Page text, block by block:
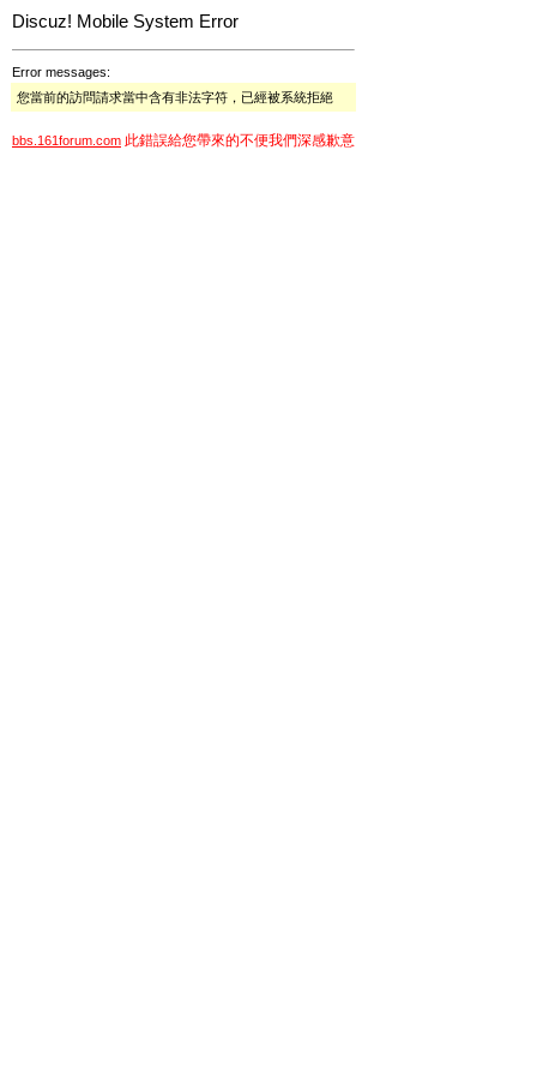
Discuz! Mobile System Error
Error messages:
您當前的訪問請求當中含有非法字符，已經被系統拒絕
bbs.161forum.com 此錯誤給您帶來的不便我們深感歉意